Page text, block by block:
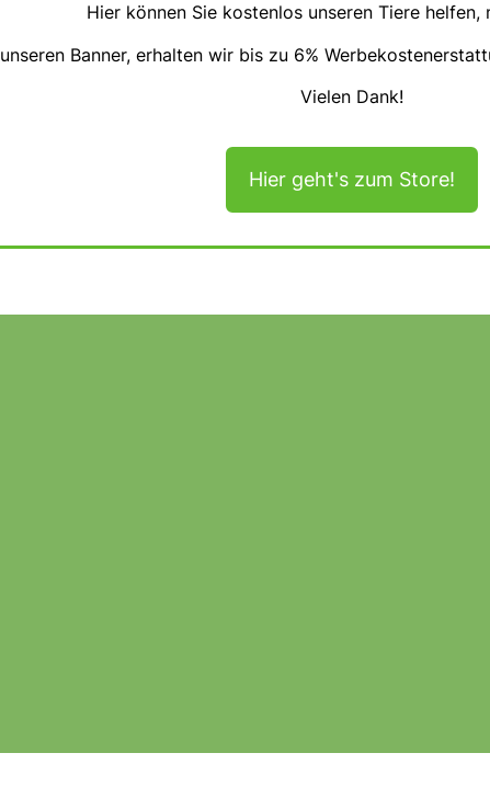
Hier können Sie kostenlos unseren Tiere helfen,
Banner, erhalten wir bis zu 6%
Vielen Dank!
Hier geht's zum Store!